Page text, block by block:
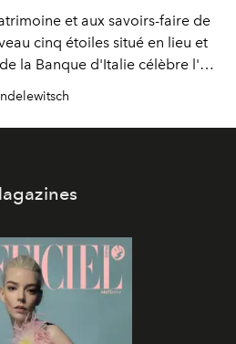
et aux savoirs-faire de
cinq étoiles situé en lieu et
la Banque d'Italie célèbre l'art